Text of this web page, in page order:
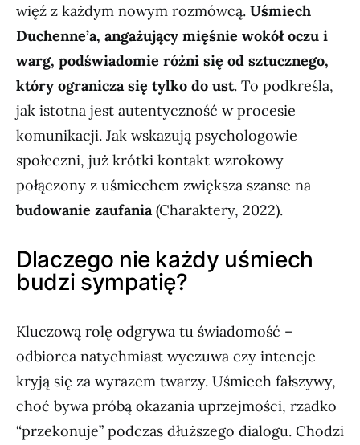
więź z każdym nowym rozmówcą. Uśmiech
Duchenne’a, angażujący mięśnie wokół oczu i
warg, podświadomie różni się od sztucznego,
który ogranicza się tylko do ust. To podkreśla,
jak istotna jest autentyczność w procesie
komunikacji. Jak wskazują psychologowie
społeczni, już krótki kontakt wzrokowy
połączony z uśmiechem zwiększa szanse na
budowanie zaufania (Charaktery, 2022).
Dlaczego nie każdy uśmiech
budzi sympatię?
Kluczową rolę odgrywa tu świadomość –
odbiorca natychmiast wyczuwa czy intencje
kryją się za wyrazem twarzy. Uśmiech fałszywy,
choć bywa próbą okazania uprzejmości, rzadko
“przekonuje” podczas dłuższego dialogu. Chodzi